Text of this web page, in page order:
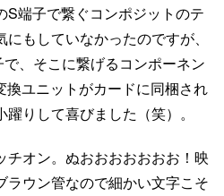
S端子で繋ぐコンポジットのテ
もしていなかったのですが、
、そこに繋げるコンポーネン
換ユニットがカードに同梱され
りして喜びました（笑）。
チオン。ぬおおおおおおお！映
ラウン管なので細かい文字こそ